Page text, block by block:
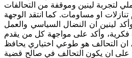
او مساومات. كما انتقد الوجهة
لينين ان النضال السياسي والعمل
فكرية، وأكد على مواجهة كل من يقدم
ان التحالف هو طوعي اختياري يحافظ
على ان يكون التحالف في صالح قضية